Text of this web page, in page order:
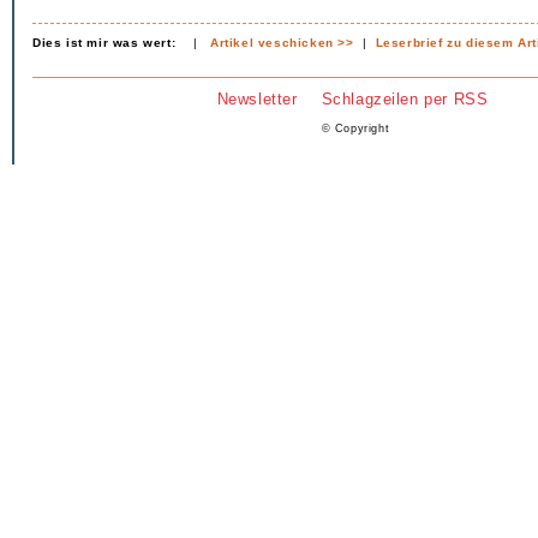
Dies ist mir was wert: |Artikel veschicken >> | Leserbrief zu diesem
Newsletter Schlagzeilen per RSS
© Copyright